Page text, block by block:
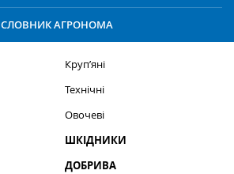
СЛОВНИК АГРОНОМА
Круп’яні
Технічні
Овочеві
ШКІДНИКИ
ДОБРИВА